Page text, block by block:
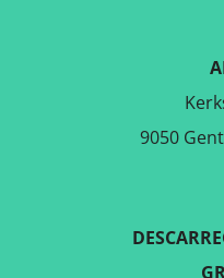
9050